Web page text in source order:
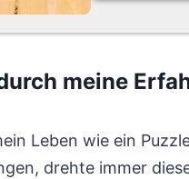
meine
Leben wie ein
drehte immer